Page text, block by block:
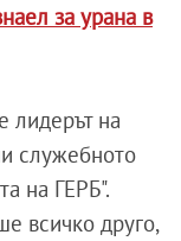
за урана в
лидерът на
служебното
на ГЕРБ".
всичко друго,